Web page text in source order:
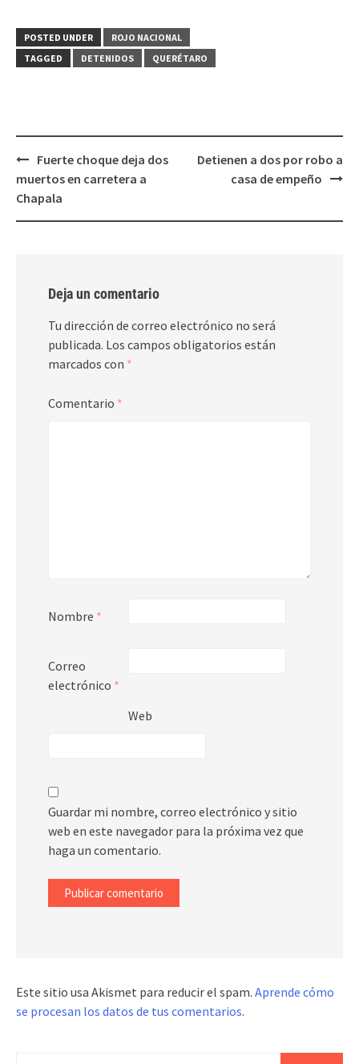
(Se
abre
en
una
(Se
abre
en
una
POSTED UNDER
ROJO NACIONAL
TAGGED
DETENIDOS QUERÉTARO
Post
navigation
Fuerte choque deja dos
muertos en carretera a
Chapala
Detienen a dos por robo a
casa de empeño
Deja un comentario
Tu dirección de correo electrónico no será
publicada. Los campos obligatorios están
marcados con *
Comentario *
Nombre *
Correo
electrónico *
Web
Guardar mi nombre, correo electrónico y sitio
web en este navegador para la próxima vez que
haga un comentario.
Este sitio usa Akismet para reducir el spam. Aprende cómo
se procesan los datos de tus comentarios.